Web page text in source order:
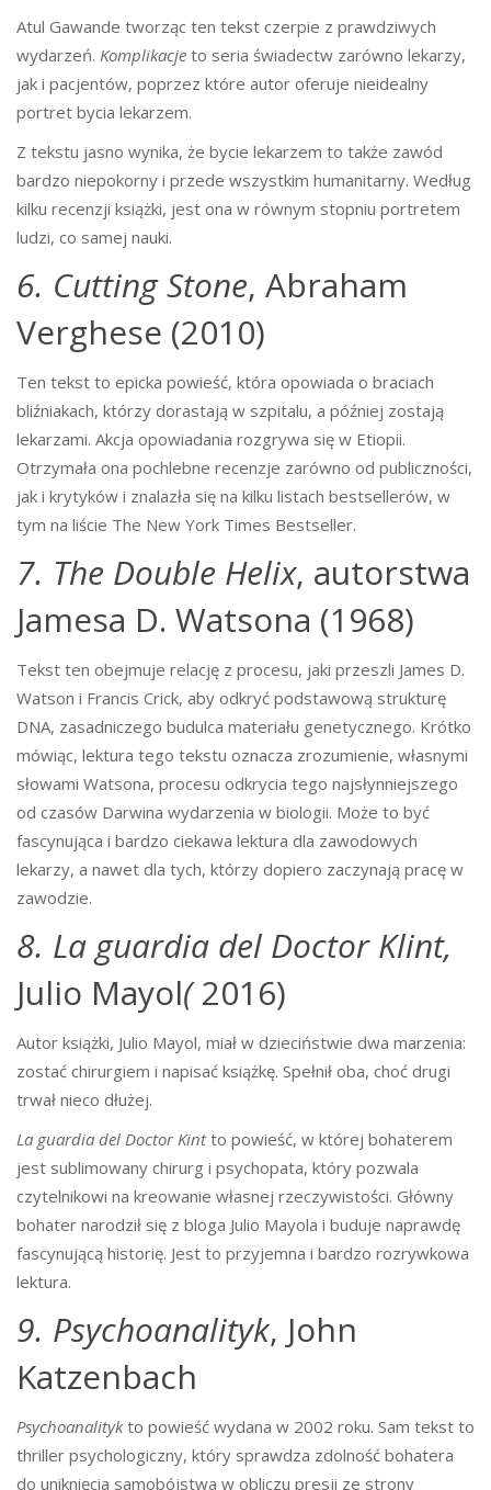
Atul Gawande tworząc ten tekst czerpie z prawdziwych
wydarzeń. Komplikacje to seria świadectw zarówno lekarzy,
jak i pacjentów, poprzez które autor oferuje nieidealny
portret bycia lekarzem.
Z tekstu jasno wynika, że bycie lekarzem to także zawód
bardzo niepokorny i przede wszystkim humanitarny. Według
kilku recenzji książki, jest ona w równym stopniu portretem
ludzi, co samej nauki.
6. Cutting Stone, Abraham
Verghese (2010)
Ten tekst to epicka powieść, która opowiada o braciach
bliźniakach, którzy dorastają w szpitalu, a później zostają
lekarzami. Akcja opowiadania rozgrywa się w Etiopii.
Otrzymała ona pochlebne recenzje zarówno od publiczności,
jak i krytyków i znalazła się na kilku listach bestsellerów, w
tym na liście The New York Times Bestseller.
7. The Double Helix, autorstwa
Jamesa D. Watsona (1968)
Tekst ten obejmuje relację z procesu, jaki przeszli James D.
Watson i Francis Crick, aby odkryć podstawową strukturę
DNA, zasadniczego budulca materiału genetycznego. Krótko
mówiąc, lektura tego tekstu oznacza zrozumienie, własnymi
słowami Watsona, procesu odkrycia tego najsłynniejszego
od czasów Darwina wydarzenia w biologii. Może to być
fascynująca i bardzo ciekawa lektura dla zawodowych
lekarzy, a nawet dla tych, którzy dopiero zaczynają pracę w
zawodzie.
8. La guardia del Doctor Klint,
Julio Mayol(2016)
Autor książki, Julio Mayol, miał w dzieciństwie dwa marzenia:
zostać chirurgiem i napisać książkę. Spełnił oba, choć drugi
trwał nieco dłużej.
La guardia del Doctor Kintto powieść, w której bohaterem
jest sublimowany chirurg i psychopata, który pozwala
czytelnikowi na kreowanie własnej rzeczywistości. Główny
bohater narodził się z bloga Julio Mayola i buduje naprawdę
fascynującą historię. Jest to przyjemna i bardzo rozrywkowa
lektura.
9. Psychoanalityk, John
Katzenbach
Psychoanalitykto powieść wydana w 2002 roku. Sam tekst to
thriller psychologiczny, który sprawdza zdolność bohatera
do uniknięcia samobójstwa w obliczu presji ze strony